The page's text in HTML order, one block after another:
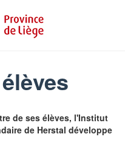
de ses élèves, l'Institut
de Herstal développe